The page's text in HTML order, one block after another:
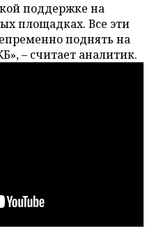
поддержке на
площадках. Все эти
поднять на
– считает аналитик.